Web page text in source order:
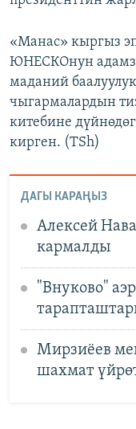
«Манас» кыргыз
ЮНЕСКОнун
маданий
чыгармалардын
китебине
кирген. (TSh)
ДАГЫ КАРАҢЫЗ
Алексей
кармалды
"Внуково"
Мирзиёев
шахмат